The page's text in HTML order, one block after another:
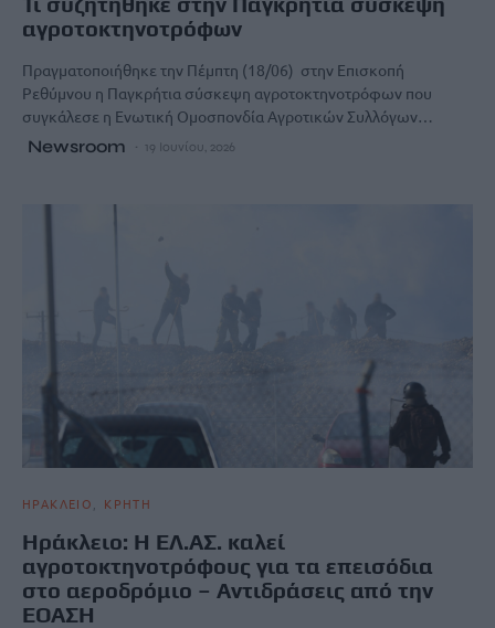
αγροτοκτηνοτρόφων
Πραγματοποιήθηκε την Πέμπτη (18/06) στην Επισκοπή
Ρεθύμνου η Παγκρήτια σύσκεψη αγροτοκτηνοτρόφων που
συγκάλεσε η Ενωτική Ομοσπονδία Αγροτικών Συλλόγων…
Newsroom 19 Ιουνίου, 2026
ΗΡΑΚΛΕΙΟ ΚΡΗΤΗ
Ηράκλειο: Η ΕΛ.ΑΣ. καλεί
αγροτοκτηνοτρόφους για τα επεισόδια
στο αεροδρόμιο – Αντιδράσεις από την
ΕΟΑΣΗ